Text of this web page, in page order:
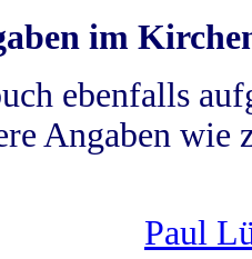
im
ebenfalls
Angaben wie
Paul